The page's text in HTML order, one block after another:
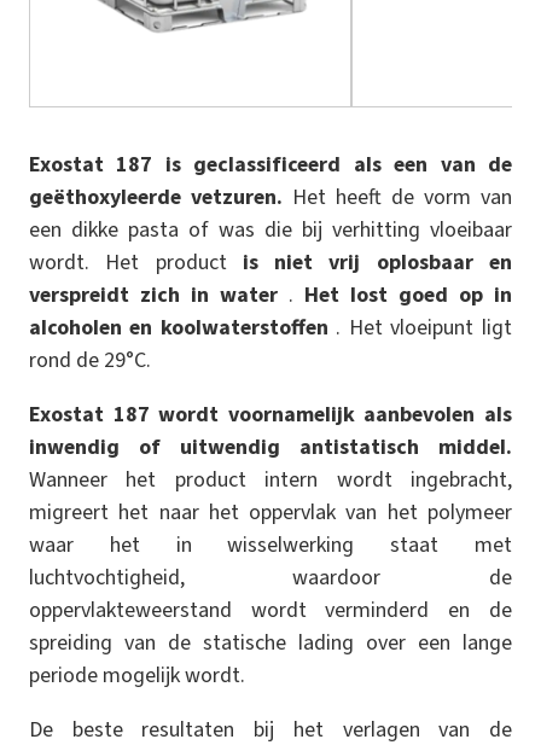
Exostat 187 is geclassificeerd als een van de
geëthoxyleerde vetzuren. Het heeft de vorm van
een dikke pasta of was die bij verhitting vloeibaar
wordt. Het product is niet vrij oplosbaar en
verspreidt zich in water . Het lost goed op in
alcoholen en koolwaterstoffen . Het vloeipunt ligt
rond de 29°C.
Exostat 187 wordt voornamelijk aanbevolen als
inwendig of uitwendig antistatisch middel.
Wanneer het product intern wordt ingebracht,
migreert het naar het oppervlak van het polymeer
waar het in wisselwerking staat met
luchtvochtigheid, waardoor de
oppervlakteweerstand wordt verminderd en de
spreiding van de statische lading over een lange
periode mogelijk wordt.
De beste resultaten bij het verlagen van de